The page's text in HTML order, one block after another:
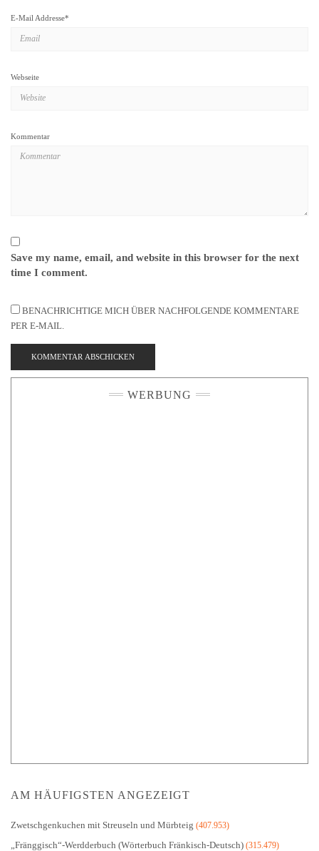
E-Mail Addresse*
Webseite
Kommentar
Save my name, email, and website in this browser for the next
time I comment.
BENACHRICHTIGE MICH ÜBER NACHFOLGENDE KOMMENTARE
PER E-MAIL.
WERBUNG
AM HÄUFIGSTEN ANGEZEIGT
Zwetschgenkuchen mit Streuseln und Mürbteig (407.953)
„Fränggisch“-Werdderbuch (Wörterbuch Fränkisch-Deutsch) (315.479)